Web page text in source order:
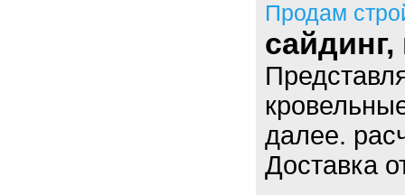
Продам
далее.
Доставка